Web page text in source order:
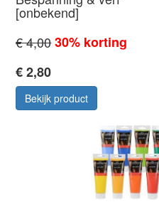
[onbekend]
€ 4,0030% korting
€ 2,80
Bekijk product